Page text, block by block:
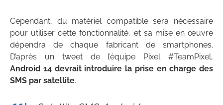
Cependant, du matériel compatible sera nécessaire
pour utiliser cette fonctionnalité, et sa mise en œuvre
dépendra de chaque fabricant de smartphones.
D’après un tweet de l’équipe Pixel #TeamPixel,
Android 14 devrait introduire la prise en charge des
SMS par satellite.